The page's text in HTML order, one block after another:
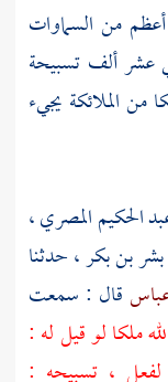
من السماوات
عشر ألف تسبيحة
من الملائكة يجيء
الحكيم المصري،
بشر بن بكر، حدثنا
قال : سمعت
ملكا لو قيل له :
لفعل ، تسبيحه :